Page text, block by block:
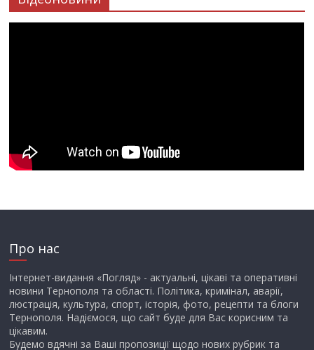
Про нас
Інтернет-видання «Погляд» - актуальні, цікаві та оперативні
новини Тернополя та області. Політика, кримінал, аварії,
люстрація, культура, спорт, історія, фото, рецепти та блоги
Тернополя. Надіємося, що сайт буде для Вас корисним та
цікавим.
Будемо вдячні за Ваші пропозиції щодо нових рубрик та